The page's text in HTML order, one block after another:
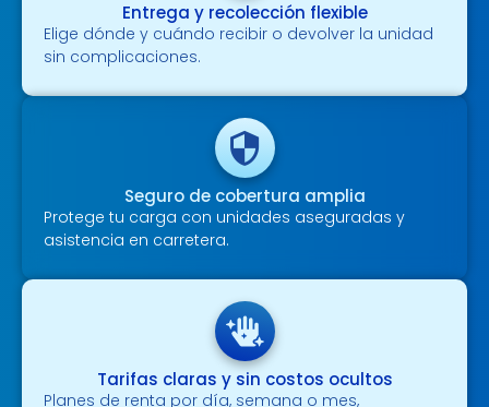
Entrega y recolección flexible
Elige dónde y cuándo recibir o devolver la unidad
sin complicaciones.
Seguro de cobertura amplia
Protege tu carga con unidades aseguradas y
asistencia en carretera.
Tarifas claras y sin costos ocultos
Planes de renta por día, semana o mes,